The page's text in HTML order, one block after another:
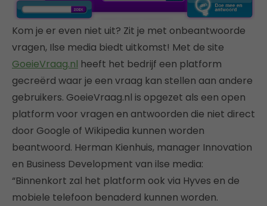
Kom je er even niet uit? Zit je met onbeantwoorde
vragen, Ilse media biedt uitkomst! Met de site
GoeieVraag.nl heeft het bedrijf een platform
gecreërd waar je een vraag kan stellen aan andere
gebruikers. GoeieVraag.nl is opgezet als een open
platform voor vragen en antwoorden die niet direct
door Google of Wikipedia kunnen worden
beantwoord. Herman Kienhuis, manager Innovation
en Business Development van ilse media:
“Binnenkort zal het platform ook via Hyves en de
mobiele telefoon benaderd kunnen worden.